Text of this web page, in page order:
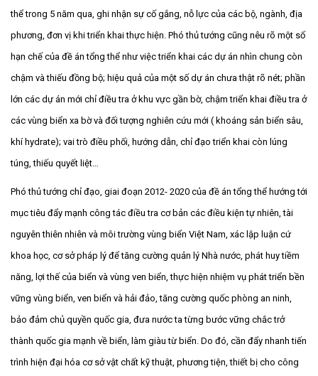
thể trong 5 năm qua, ghi nhận sự cố gắng, nỗ lực của các bộ, ngành, địa
phương, đơn vị khi triển khai thực hiện. Phó thủ tướng cũng nêu rõ một số
hạn chế của đề án tổng thể như việc triển khai các dự án nhìn chung còn
chậm và thiếu đồng bộ; hiệu quả của một số dự án chưa thật rõ nét; phần
lớn các dự án mới chỉ điều tra ở khu vực gần bờ, chậm triển khai điều tra ở
các vùng biển xa bờ và đối tượng nghiên cứu mới ( khoáng sản biển sâu,
khí hydrate); vai trò điều phối, hướng dẫn, chỉ đạo triển khai còn lúng
túng, thiếu quyết liệt…
Phó thủ tướng chỉ đạo, giai đoạn 2012- 2020 của đề án tổng thể hướng tới
mục tiêu đẩy mạnh công tác điều tra cơ bản các điều kiện tự nhiên, tài
nguyên thiên nhiên và môi trường vùng biển Việt Nam, xác lập luận cứ
khoa học, cơ sở pháp lý để tăng cường quản lý Nhà nước, phát huy tiềm
năng, lợi thế của biển và vùng ven biển, thực hiện nhiệm vụ phát triển bền
vững vùng biển, ven biển và hải đảo, tăng cường quốc phòng an ninh,
bảo đảm chủ quyền quốc gia, đưa nước ta từng bước vững chắc trở
thành quốc gia mạnh về biển, làm giàu từ biển. Do đó, cần đẩy nhanh tiến
trình hiện đại hóa cơ sở vật chất kỹ thuật, phương tiện, thiết bị cho công